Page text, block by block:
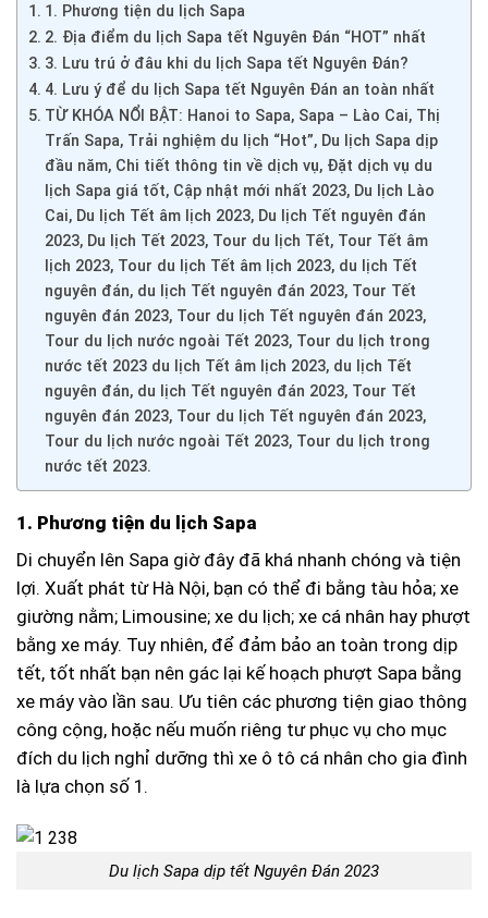
1. Phương tiện du lịch Sapa
2. Địa điểm du lịch Sapa tết Nguyên Đán “HOT” nhất
3. Lưu trú ở đâu khi du lịch Sapa tết Nguyên Đán?
4. Lưu ý để du lịch Sapa tết Nguyên Đán an toàn nhất
TỪ KHÓA NỔI BẬT: Hanoi to Sapa, Sapa – Lào Cai, Thị
Trấn Sapa, Trải nghiệm du lịch “Hot”, Du lịch Sapa dịp
đầu năm, Chi tiết thông tin về dịch vụ, Đặt dịch vụ du
lịch Sapa giá tốt, Cập nhật mới nhất 2023, Du lịch Lào
Cai, Du lịch Tết âm lịch 2023, Du lịch Tết nguyên đán
2023, Du lịch Tết 2023, Tour du lịch Tết, Tour Tết âm
lịch 2023, Tour du lịch Tết âm lịch 2023, du lịch Tết
nguyên đán, du lịch Tết nguyên đán 2023, Tour Tết
nguyên đán 2023, Tour du lịch Tết nguyên đán 2023,
Tour du lịch nước ngoài Tết 2023, Tour du lịch trong
nước tết 2023 du lịch Tết âm lịch 2023, du lịch Tết
nguyên đán, du lịch Tết nguyên đán 2023, Tour Tết
nguyên đán 2023, Tour du lịch Tết nguyên đán 2023,
Tour du lịch nước ngoài Tết 2023, Tour du lịch trong
nước tết 2023.
1. Phương tiện du lịch Sapa
Di chuyển lên Sapa giờ đây đã khá nhanh chóng và tiện
lợi. Xuất phát từ Hà Nội, bạn có thể đi bằng tàu hỏa; xe
giường nằm; Limousine; xe du lịch; xe cá nhân hay phượt
bằng xe máy. Tuy nhiên, để đảm bảo an toàn trong dịp
tết, tốt nhất bạn nên gác lại kế hoạch phượt Sapa bằng
xe máy vào lần sau. Ưu tiên các phương tiện giao thông
công cộng, hoặc nếu muốn riêng tư phục vụ cho mục
đích du lịch nghỉ dưỡng thì xe ô tô cá nhân cho gia đình
là lựa chọn số 1.
Du lịch Sapa dịp tết Nguyên Đán 2023